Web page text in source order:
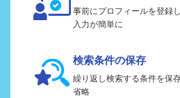
事前にプロフィールを登録
入力が簡単に
検索条件の保存
繰り返し検索する条件を保
省略